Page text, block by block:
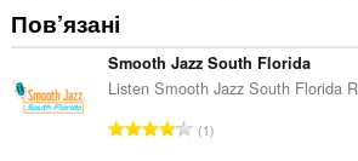
Пов’язані
Smooth Jazz South Florida
Listen Smooth Jazz South Florida
З1